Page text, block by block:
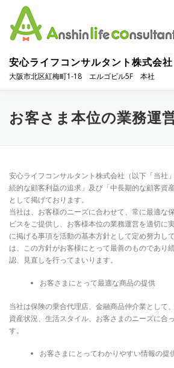
キ
安心ライフコンサルタント株式会社
大阪市北区紅梅町1-18 エルゴビル5F 本社
TOP 選ばれる理由 私たちの考
お客さま本位の業務運
安心ライフコンサルタント株式会社（以下「当社
続的な顧客利益の追求」及び「中長期的な顧客資
として掲げております。
当社は、お客様のニーズに合わせて、常に最適な
ビスをご提供し、お客様本位の業務運営を適切に
に掲げる事項を活動の基本方針として定め努力し
は、この方針がお客様にとって最善のものであり
認、見直しを行ってまいります。
お客さまにとって最適な商品の提供
当社は保険の乗合代理店、金融商品仲介業として
資産状況、生活スタイル、お客さまのニーズに合
す。
お客さまにとってわかりやすい情報の提